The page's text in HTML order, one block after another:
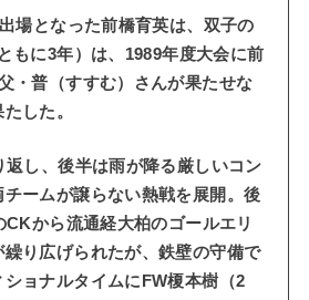
場となった前橋育英は、双子の
もに3年）は、1989年度大会に前
・普（すすむ）さんが果たせな
した。
し、後半は雨が降る厳しいコン
ームが譲らない熱戦を展開。後
から流通経大柏のゴールエリ
り広げられたが、鉄壁の守備で
ョナルタイムにFW榎本樹（2